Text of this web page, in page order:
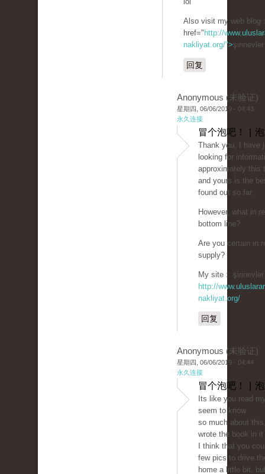
Also visit my web blog
href=" http://
nakliyat.org/">
回复
Anonymous (未验证)
星期四, 06/06/2019 - 04:43
永久连接
冒个泡吧！ |
Thank you, I have
looking for
approximately this
and yours is the
found out so far.
However, what in
bottom line?
Are you certain in
supply?
My site ::
http://
nakliyat.org/
回复
Anonymous (未验证)
星期四, 06/06/2019 - 04:44
永久连接
冒个泡吧！ |
Its like you read
seem to know
so much about
wrote the book in
I think that you
few pics to drive
home a little bit,